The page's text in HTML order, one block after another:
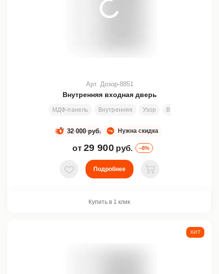
Внутренняя входная дверь
МДФ-панель Внутренняя Узор Все размеры
Арт. Дозор-8851
Нужна скидка
32 000 руб.
от 29 900 руб. –8%
В избранное
Подробнее
В корзину
Купить в 1 клик
ХИТ